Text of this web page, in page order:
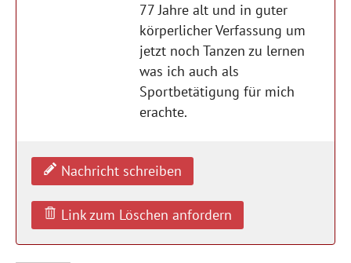
77 Jahre alt und in guter
körperlicher Verfassung um
jetzt noch Tanzen zu lernen
was ich auch als
Sportbetätigung für mich
erachte.
Nachricht schreiben
Link zum Löschen anfordern